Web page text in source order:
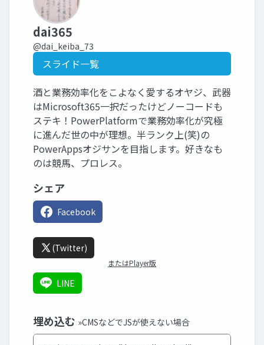
dai365
@dai_keiba_73
スライド一覧
酒と業務効率化をこよなく愛するオヤジ、武器
はMicrosoft365一択だったけどノーコードも
ステキ！PowerPlatformで業務効率化が究極
に進んだ世の中が理想。半ランク上(笑)の
PowerAppsオジサンを目指します。好きなも
のは競馬、プロレス。
シェア
Facebook
(Twitter)
またはPlayer版
LINE
埋め込む »CMSなどでJSが使えない場合